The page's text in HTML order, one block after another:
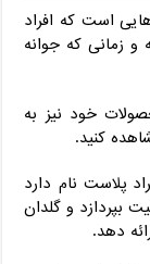
است که افراد
و زمانی که جوانه
خود نیز به
کنید.
پلاست نام دارد
بپردازد و گلدان
دهد.